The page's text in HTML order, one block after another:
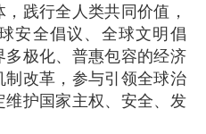
践行全人类共同价值，
安全倡议、全球文明倡
极化、普惠包容的经济
改革，参与引领全球治
护国家主权、安全、发